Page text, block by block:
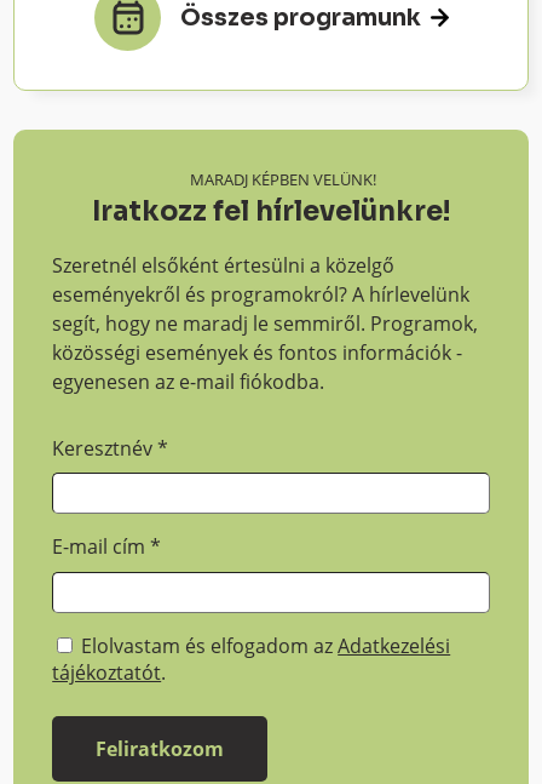
Összes programunk
MARADJ KÉPBEN VELÜNK!
Iratkozz fel hírlevelünkre!
Szeretnél elsőként értesülni a közelgő
eseményekről és programokról? A hírlevelünk
segít, hogy ne maradj le semmiről. Programok,
közösségi események és fontos információk -
egyenesen az e-mail fiókodba.
Keresztnév*
E-mail cím*
Elolvastam és elfogadom azAdatkezelési
tájékoztatót.